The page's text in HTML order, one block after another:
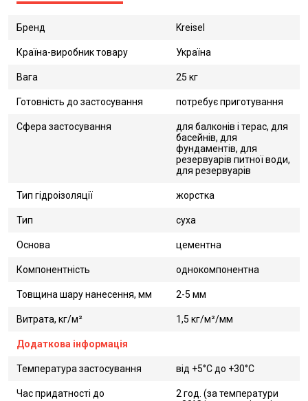
Бренд Kreisel
Країна-виробник товару Україна
Вага 25 кг
Готовність до застосування потребує приготування
Сфера застосування
для балконів і терас, для
басейнів, для
фундаментів, для
резервуарів питної води,
для резервуарів
Тип гідроізоляції жорстка
Тип суха
Основа цементна
Компонентність однокомпонентна
Товщина шару нанесення, мм 2-5 мм
Витрата, кг/м² 1,5 кг/м²/мм
Додаткова інформація
Температура застосування від +5°С до +30°С
Час придатності до
2 год. (за температури